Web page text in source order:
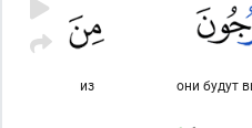
они будут
из